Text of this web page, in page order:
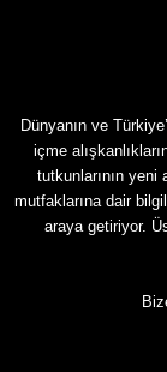
Dünyanın ve
içme
tutkunlarının
mutfaklarına dair
araya getiriyor.